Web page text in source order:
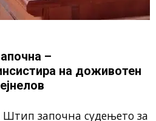
–
на доживотен
започна судењето за